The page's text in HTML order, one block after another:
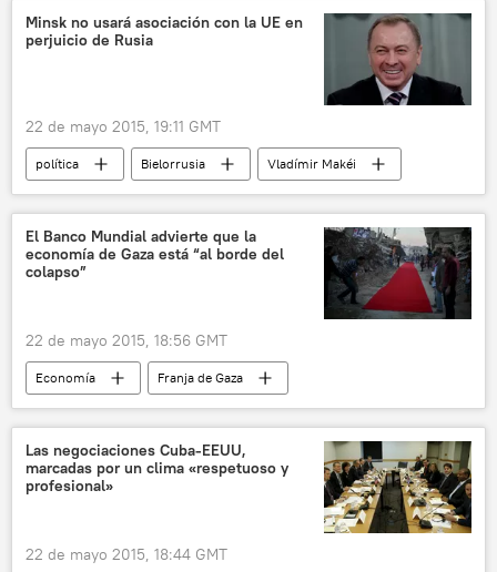
narcotráfico
noticias
Minsk no usará asociación con la UE en
perjuicio de Rusia
22 de mayo 2015, 19:11 GMT
política Bielorrusia
Vladímir Makéi
Asociación Oriental
Rusia
Unión Europea (UE)
noticias
El Banco Mundial advierte que la
economía de Gaza está “al borde del
colapso”
22 de mayo 2015, 18:56 GMT
Economía
Franja de Gaza
Mahmud Abás
Steen Lau Jorgensen
Hamás
noticias
Las negociaciones Cuba-EEUU,
marcadas por un clima «respetuoso y
profesional»
22 de mayo 2015, 18:44 GMT